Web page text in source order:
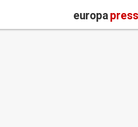
europapress